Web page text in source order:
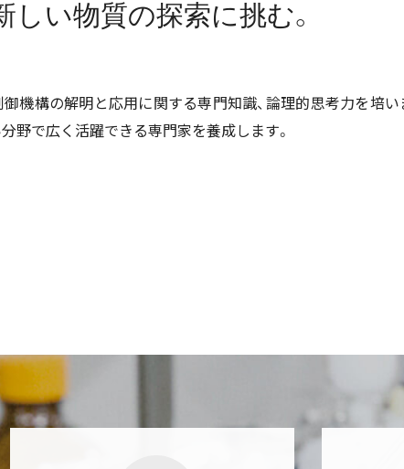
しい物質の探索に挑む。
機構の解明と応用に関する専門知識、論理的思考力を培い
分野で広く活躍できる専門家を養成します。